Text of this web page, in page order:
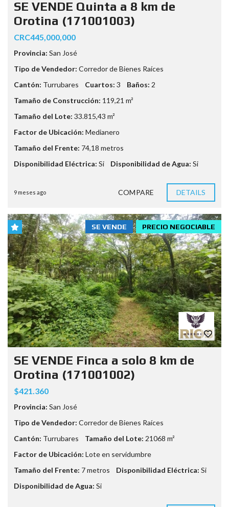
SE VENDE Quinta a 8 km de
Orotina (171001003)
CRC445,000,000
Provincia: San José
Tipo de Vendedor: Corredor de Bienes Raíces
Cantón: Turrubares Cuartos: 3 Baños: 2
Tamaño de Construcción: 119,21 m²
Tamaño del Lote: 33.815,43 m²
Factor de Ubicación: Medianero
Tamaño del Frente: 74,18 metros
Disponibilidad Eléctrica: Si Disponibilidad de Agua: Si
9 meses ago COMPARE DETAILS
PRECIO NEGOCIABLE
SE VENDE
SE VENDE Finca a solo 8 km de
Orotina (171001002)
$421.360
Provincia: San José
Tipo de Vendedor: Corredor de Bienes Raíces
Cantón: Turrubares Tamaño del Lote: 21068 m²
Factor de Ubicación: Lote en servidumbre
Tamaño del Frente: 7 metros Disponibilidad Eléctrica: Si
Disponibilidad de Agua: Si